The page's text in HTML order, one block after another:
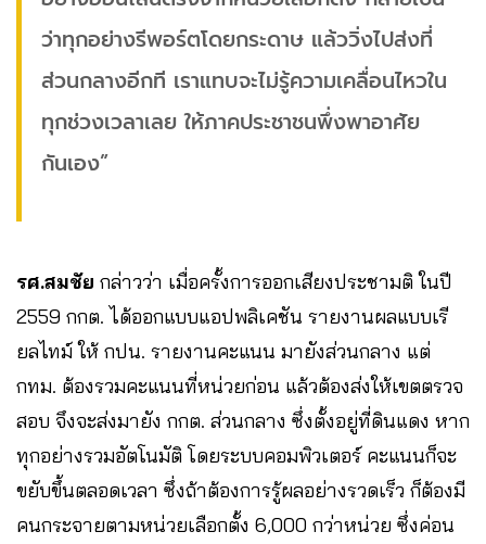
ว่าทุกอย่างรีพอร์ตโดยกระดาษ แล้ววิ่งไปส่งที่
ส่วนกลางอีกที เราแทบจะไม่รู้ความเคลื่อนไหวใน
ทุกช่วงเวลาเลย ให้ภาคประชาชนพึ่งพาอาศัย
กันเอง”
รศ.สมชัย กล่าวว่า เมื่อครั้งการออกเสียงประชามติ ในปี
2559 กกต. ได้ออกแบบแอปพลิเคชัน รายงานผลแบบเรี
ยลไทม์ ให้ กปน. รายงานคะแนน มายังส่วนกลาง แต่
กทม. ต้องรวมคะแนนที่หน่วยก่อน แล้วต้องส่งให้เขตตรวจ
สอบ จึงจะส่งมายัง กกต. ส่วนกลาง ซึ่งตั้งอยู่ที่ดินแดง หาก
ทุกอย่างรวมอัตโนมัติ โดยระบบคอมพิวเตอร์ คะแนนก็จะ
ขยับขึ้นตลอดเวลา ซึ่งถ้าต้องการรู้ผลอย่างรวดเร็ว ก็ต้องมี
คนกระจายตามหน่วยเลือกตั้ง 6,000 กว่าหน่วย ซึ่งค่อน